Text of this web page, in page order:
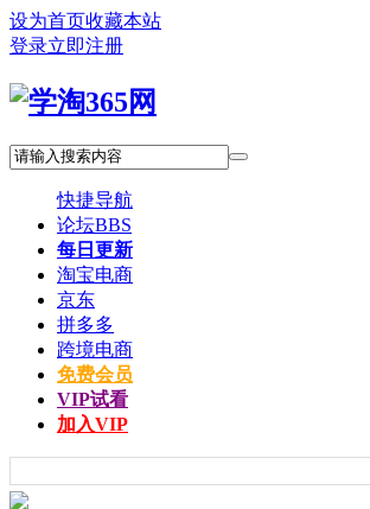
设为首页收藏本站
登录立即注册
快捷导航
论坛BBS
每日更新
淘宝电商
京东
拼多多
跨境电商
免费会员
VIP试看
加入VIP